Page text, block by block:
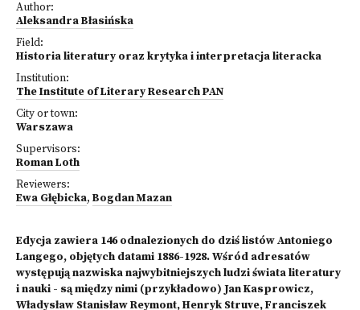
Author:
Aleksandra Błasińska
Field:
Historia literatury oraz krytyka i interpretacja literacka
Institution:
The Institute of Literary Research PAN
City or town:
Warszawa
Supervisors:
Roman Loth
Reviewers:
Ewa Głębicka, Bogdan Mazan
Edycja zawiera 146 odnalezionych do dziś listów Antoniego
Langego, objętych datami 1886-1928. Wśród adresatów
występują nazwiska najwybitniejszych ludzi świata literatury
i nauki - są między nimi (przykładowo) Jan Kasprowicz,
Władysław Stanisław Reymont, Henryk Struve, Franciszek